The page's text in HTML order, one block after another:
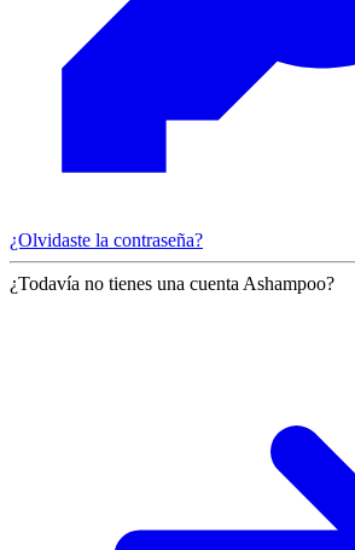
¿Olvidaste la contraseña?
¿Todavía no tienes una cuenta Ashampoo?